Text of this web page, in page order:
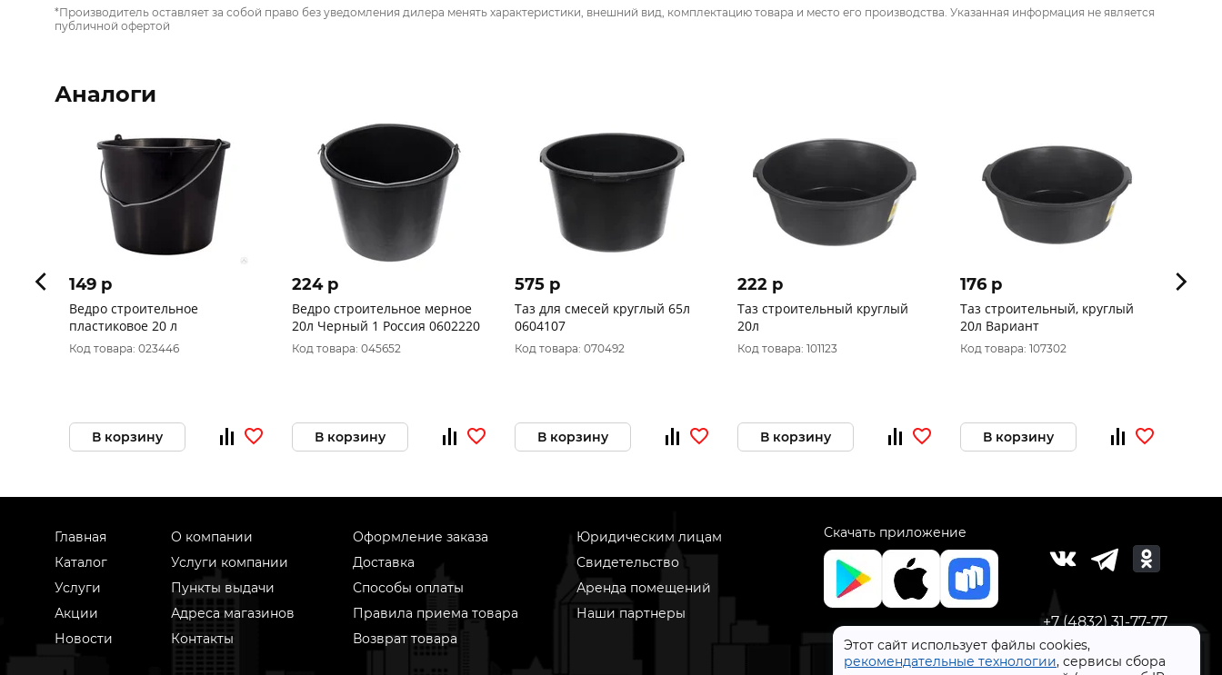
Этот сайт использует файлы cookies,
рекомендательные технологии, сервисы сбора
*Производитель оставляет за собой право без уведомления дилера менять характеристики, внешний вид, комплектацию товара и место его производства. Указанная информация не является
публичной офертой
Аналоги
149 p
Ведро строительное
пластиковое 20 л
Код товара: 023446
В корзину
224 p
Ведро строительное мерное
20л Черный 1 Россия 0602220
Код товара: 045652
В корзину
575 p
Таз для смесей круглый 65л
0604107
Код товара: 070492
В корзину
222 p
Таз строительный круглый
20л
Код товара: 101123
В корзину
176 p
Таз строительный, круглый
20л Вариант
Код товара: 107302
В корзину
219
Главная
Каталог
Услуги
Акции
Новости
О компании
Услуги компании
Пункты выдачи
Адреса магазинов
Контакты
Оформление заказа
Доставка
Способы оплаты
Правила приема товара
Возврат товара
Юридическим лицам
Свидетельство
Аренда помещений
Наши партнеры
Скачать приложение
+7 (4832) 31-77-77